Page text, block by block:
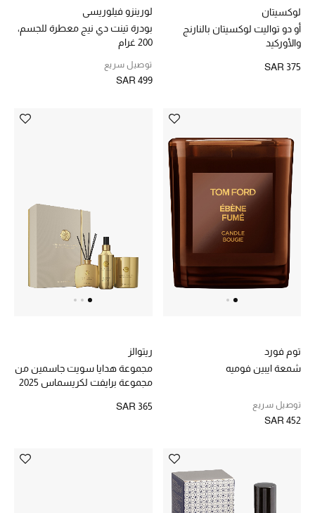
صُممت للرجال
تسوقوا للرجال
عودة صغاركم للمدارس
الهدايا
الموسم الجديد
ما وصل حديثاً
ركن أناقة المنتجعات
تشكيلة مستلزمات الأطفال
مستلزمات الأطفال الرضع
مستلزمات الأولاد (2 - 14 سنة)
أبرز المصممين
لوكسيتان
أو دو تواليت لوكسيتان بالنارنج
والأوركيد
SAR 375
لورينزو فيلوريسي
بودرة تينت دي نيج معطرة للجسم،
200 غرام
توصيل سريع
SAR 499
توم فورد
شمعة ايبين فوميه
توصيل سريع
SAR 452
ريتوالز
مجموعة هدايا سويت جاسمين من
مجموعة برايفت لكريسماس 2025
SAR 365